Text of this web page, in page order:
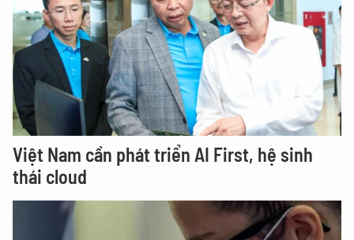
Việt Nam cần phát triển AI First, hệ sinh
thái cloud